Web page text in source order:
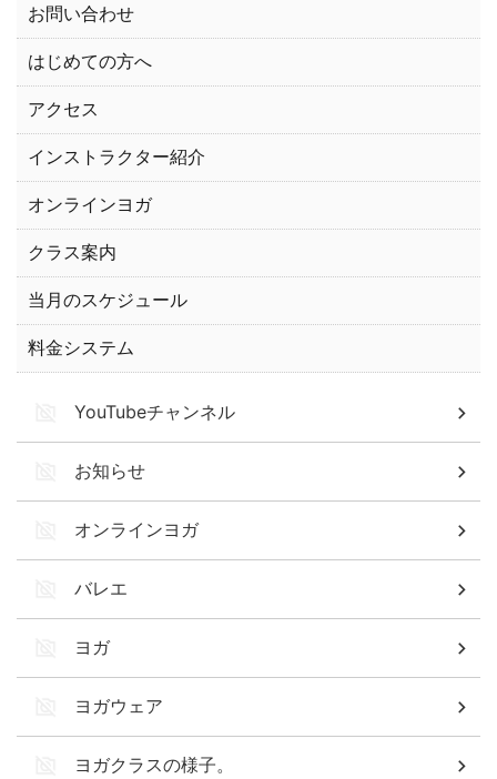
お問い合わせ
はじめての方へ
アクセス
インストラクター紹介
オンラインヨガ
クラス案内
当月のスケジュール
料金システム
YouTubeチャンネル
お知らせ
オンラインヨガ
バレエ
ヨガ
ヨガウェア
ヨガクラスの様子。